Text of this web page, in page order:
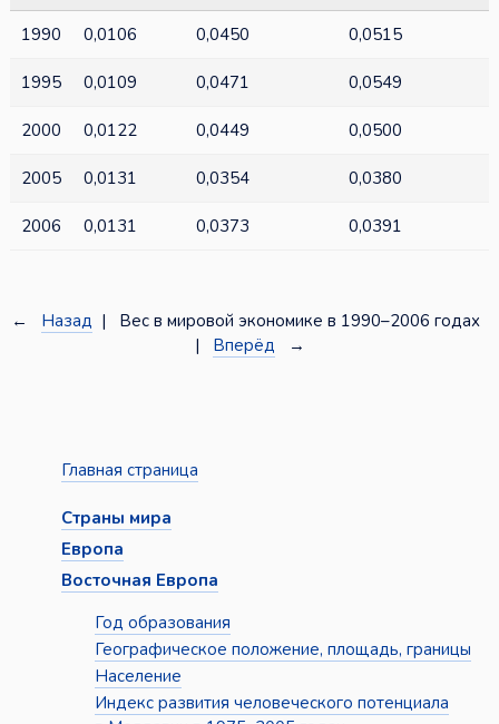
1990 0,0106 0,0450 0,0515
1995 0,0109 0,0471 0,0549
2000 0,0122 0,0449 0,0500
2005 0,0131 0,0354 0,0380
2006 0,0131 0,0373 0,0391
← Назад | Вес в мировой экономике в 1990–2006 годах
| Вперёд →
Главная страница
Страны мира
Европа
Восточная Европа
Год образования
Географическое положение, площадь, границы
Население
Индекс развития человеческого потенциала